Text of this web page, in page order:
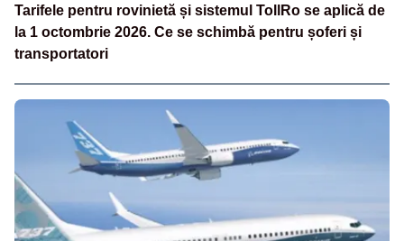
Tarifele pentru rovinietă și sistemul TollRo se aplică de
la 1 octombrie 2026. Ce se schimbă pentru șoferi și
transportatori